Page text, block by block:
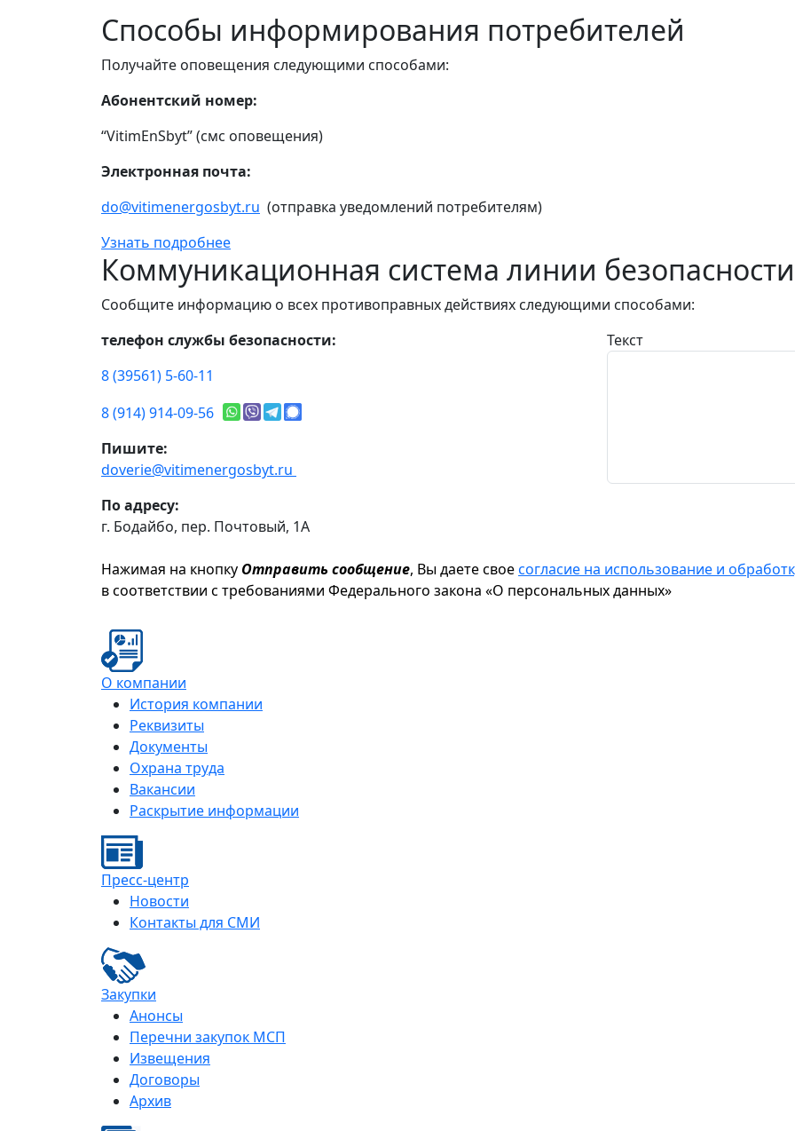
Способы информирования потребителей
Получайте оповещения следующими способами:
Абонентский номер:
“VitimEnSbyt” (смс оповещения)
Электронная почта:
do@vitimenergosbyt.ru (отправка уведомлений потребителям)
Узнать подробнее
Коммуникационная система линии безопасности
Сообщите информацию о всех противоправных действиях следующими способами:
телефон службы безопасности:
8 (39561) 5-60-11
8 (914) 914-09-56
Пишите:
doverie@vitimenergosbyt.ru
По адресу:
г. Бодайбо, пер. Почтовый, 1А
Текст
Нажимая на кнопку Отправить сообщение, Вы даете своесогласие на использование и
в соответствии с требованиями Федерального закона «О персональных данных»
О компании
История компании
Реквизиты
Документы
Охрана труда
Вакансии
Раскрытие информации
Пресс-центр
Новости
Контакты для СМИ
Закупки
Анонсы
Перечни закупок МСП
Извещения
Договоры
Архив